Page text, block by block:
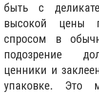
быть с
высокой цены
спросом в
подозрение
ценники и
упаковке. Это